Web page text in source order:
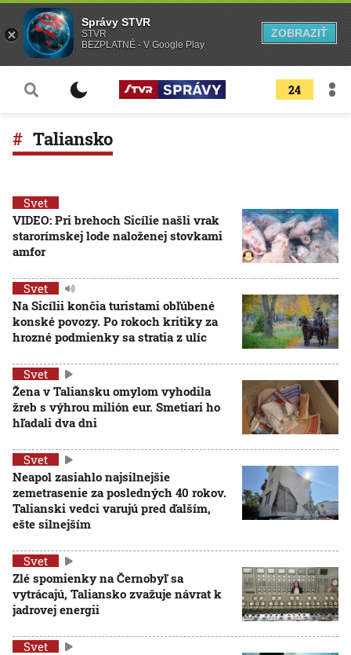
24
Taliansko
Svet
VIDEO: Pri brehoch Sicílie našli vrak
starorímskej lode naloženej stovkami
amfor
Svet
Na Sicílii končia turistami obľúbené
konské povozy. Po rokoch kritiky za
hrozné podmienky sa stratia z ulíc
Svet
Žena v Taliansku omylom vyhodila
žreb s výhrou milión eur. Smetiari ho
hľadali dva dni
Svet
Neapol zasiahlo najsilnejšie
zemetrasenie za posledných 40 rokov.
Talianski vedci varujú pred ďalším,
ešte silnejším
Svet
Zlé spomienky na Černobyľ sa
vytrácajú, Taliansko zvažuje návrat k
jadrovej energii
Svet
Správy STVR
STVR
BEZPLATNÉ - V Google Play
ZOBRAZIŤ